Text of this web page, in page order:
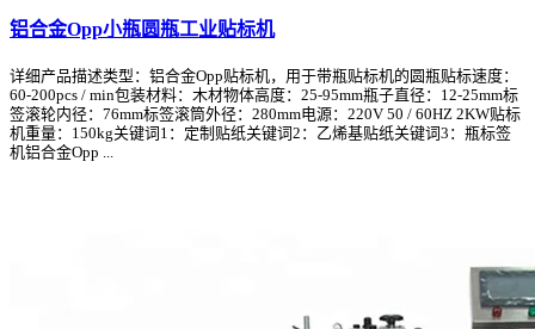
铝合金Opp小瓶圆瓶工业贴标机
详细产品描述类型：铝合金Opp贴标机，用于带瓶贴标机的圆瓶贴标速度：
60-200pcs / min包装材料：木材物体高度：25-95mm瓶子直径：12-25mm标
签滚轮内径：76mm标签滚筒外径：280mm电源：220V 50 / 60HZ 2KW贴标
机重量：150kg关键词1：定制贴纸关键词2：乙烯基贴纸关键词3：瓶标签
机铝合金Opp ...